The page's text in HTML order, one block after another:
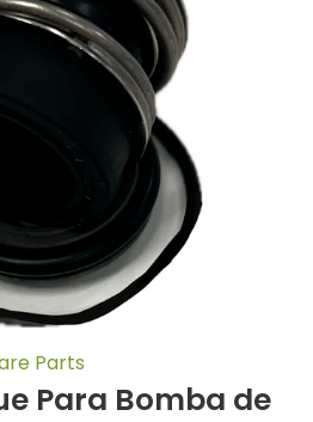
Parts
Para Bomba de